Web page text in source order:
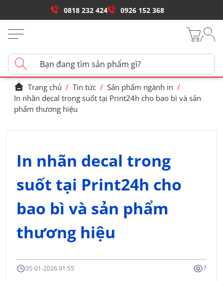
0818 232 424 0926 152 368
Trang chủ / Tin tức / Sản phẩm ngành in /
In nhãn decal trong suốt tại Print24h cho bao bì và sản
phẩm thương hiệu
In nhãn decal trong
suốt tại Print24h cho
bao bì và sản phẩm
thương hiệu
05-01-2026 01:55 7